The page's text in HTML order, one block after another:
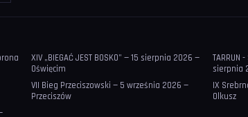
XIV „BIEGAĆ JEST BOSKO” — 15 sierpnia 2026 —
Oświęcim
TARRUN
sierpnia
VII Bieg Przeciszowski — 5 września 2026 —
Przeciszów
IX
Olkusz